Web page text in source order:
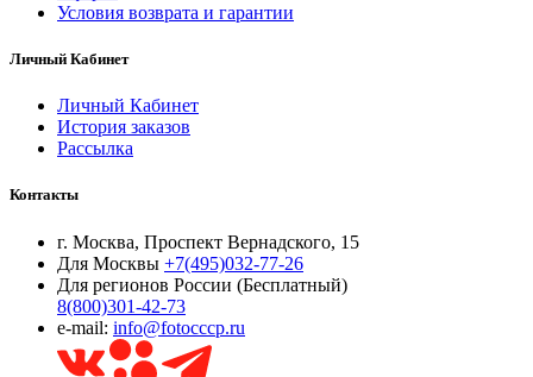
Условия возврата и гарантии
Личный Кабинет
Личный Кабинет
История заказов
Рассылка
Контакты
г. Москва, Проспект Вернадского, 15
Для Москвы +7(495)032-77-26
Для регионов России (Бесплатный)
8(800)301-42-73
e-mail: info@fotocccp.ru